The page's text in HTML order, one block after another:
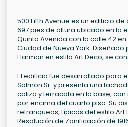
500 Fifth Avenue es un edificio
697 pies de altura ubicado en la
Quinta Avenida con la calle 42
Ciudad de Nueva York. Diseñado
Harmon en estilo Art Deco, se
El edificio fue desarrollado para
Salmon Sr. y presenta una
caliza y terracota en la base,
por encima del cuarto piso. Su
retranqueos, típicos del estilo Art
Resolución de Zonificación de